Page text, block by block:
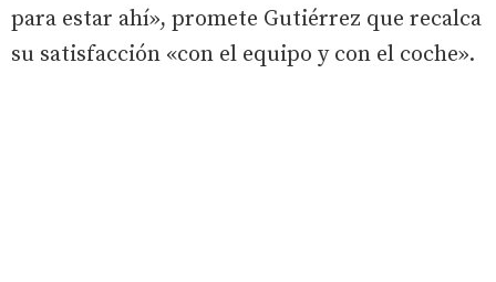
para estar ahí», promete Gutiérrez que recalca
su satisfacción «con el equipo y con el coche».